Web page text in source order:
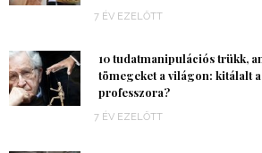
7 ÉV EZELŐTT
10 tudatmanipulációs trükk,
tömegeket a világon: kitálalt
professzora?
7 ÉV EZELŐTT